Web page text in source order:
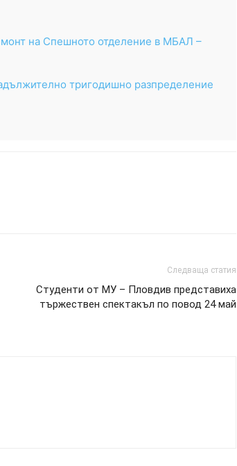
на Спешното отделение в МБАЛ –
тригодишно разпределение
Следваща статия
Студенти от МУ – Пловдив представиха
тържествен спектакъл по повод 24 май